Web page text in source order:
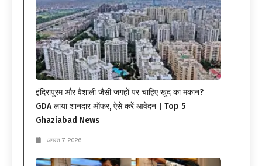
इंदिरापुरम और वैशाली जैसी जगहों पर चाहिए खुद का मकान?
GDA लाया शानदार ऑफर, ऐसे करें आवेदन | Top 5
Ghaziabad News
अगस्त 7, 2026